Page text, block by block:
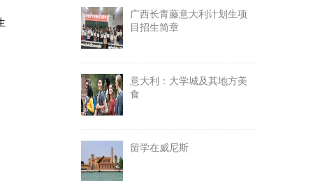
广西长青藤意大利计划生项
目招生简章
意大利：大学城及其地方美
食
留学在威尼斯